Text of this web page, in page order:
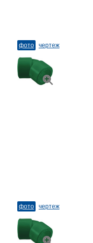
фото чертеж
фото чертеж